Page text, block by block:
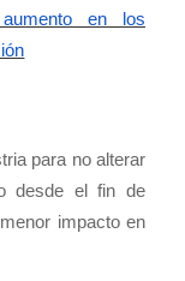
en los
para no alterar
desde el fin de
impacto en